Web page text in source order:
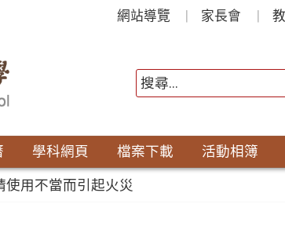
網站導覽 家長會
學科網頁 檔案下載 活動相簿
用不當而引起火災